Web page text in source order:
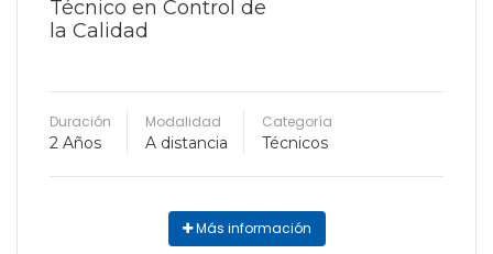
Técnico en Control de
la Calidad
Duración
2 Años
Modalidad
A distancia
Categoría
Técnicos
Más información